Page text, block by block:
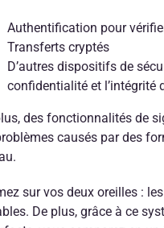
Authentification pour
Transferts cryptés
D’autres dispositifs de
confidentialité et l’intégrité
des fonctionnalités de
causés par des
sur vos deux oreilles :
De plus, grâce à ce